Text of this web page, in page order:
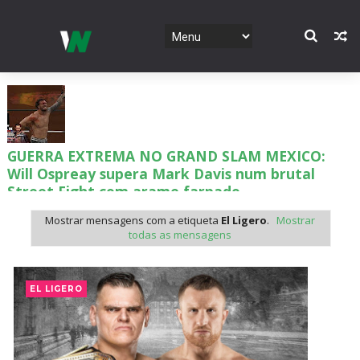
GUERRA EXTREMA NO GRAND SLAM MEXICO:
Will Ospreay supera Mark Davis num brutal
Street Fight com arame farpado
Unknown-Aug 06 2026
NOVOS CAMPEÕES DE TRIOS NA AEW: Brody
King, Bandido e Hangman Page conquistam os
títulos no Grand Slam Mexico
Unknown -Aug 06 2026
Mostrar mensagens com a etiqueta El Ligero.
Mostrar
todas as mensagens
EL LIGERO